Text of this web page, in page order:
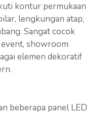
kontur permukaan
lengkungan atap,
Sangat cocok
showroom
elemen dekoratif
beberapa panel LED